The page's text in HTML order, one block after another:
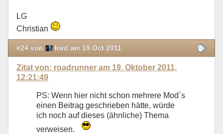
LG
Christian
#24 von lord am 19 Oct 2011
Zitat von: roadrunner am 19. Oktober 2011,
12:21:49
PS: Wenn hier nicht schon mehrere Mod´s
einen Beitrag geschrieben hätte, würde
ich noch auf dieses (ähnliche) Thema
verweisen.